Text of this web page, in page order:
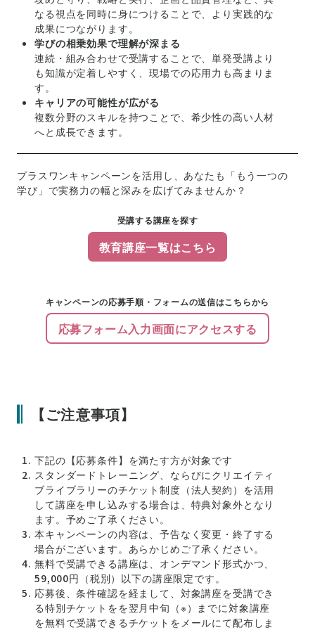
なる視点を同時に身につけることで、より実践的な
成果につながります。
学びの相乗効果で理解が深まる
連続・組み合わせで受講することで、単発受講より
も知識が定着しやすく、現場での応用力も高まりま
す。
キャリアの可能性が広がる
複数分野のスキルを持つことで、希少性の高い人材
へと成長できます。
プラスワンキャンペーンを活用し、あなたも「もう一つの
学び」で実務力の幅と深みを広げてみませんか？
受講する講座を探す
教育講座一覧はこちら
キャンペーンの応募手順・フォームの送信はこちらから
応募フォーム入力画面にアクセスする
【ご注意事項】
下記の【応募条件】を満たす方が対象です
スタンダードトレーニング、ならびにクリエイティ
ブライブラリーのチケット制度（法人契約）を活用
して講座を申し込みする場合は、特典対象外となり
ます。予めご了承ください。
本キャンペーンの内容は、予告なく変更・終了する
場合がございます。あらかじめご了承ください。
無料で受講できる講座は、オンデマンド形式かつ、
59,000円（税別）以下の講座限定です。
応募後、条件確認を経まして、対象講座を受講でき
る特別チケットをを翌月中旬（※）までに対象講座
を無料で受講できるチケットをメールにて配布しま